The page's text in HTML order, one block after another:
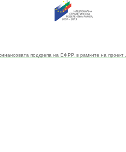
подкрепа на ЕФРР, в рамките на